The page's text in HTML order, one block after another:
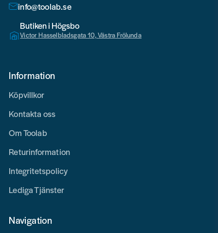
info@toolab.se
Butiken i Högsbo
Victor Hasselbladsgata 10, Västra Frölunda
Information
Köpvillkor
Kontakta oss
Om Toolab
Returinformation
Integritetspolicy
Lediga Tjänster
Navigation